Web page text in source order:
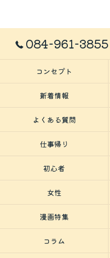
084-961-3855
コンセプト
新着情報
よくある質問
仕事帰り
初心者
女性
漫画特集
コラム